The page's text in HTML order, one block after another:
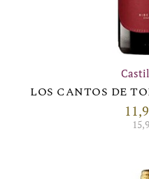
LOS CANTOS DE